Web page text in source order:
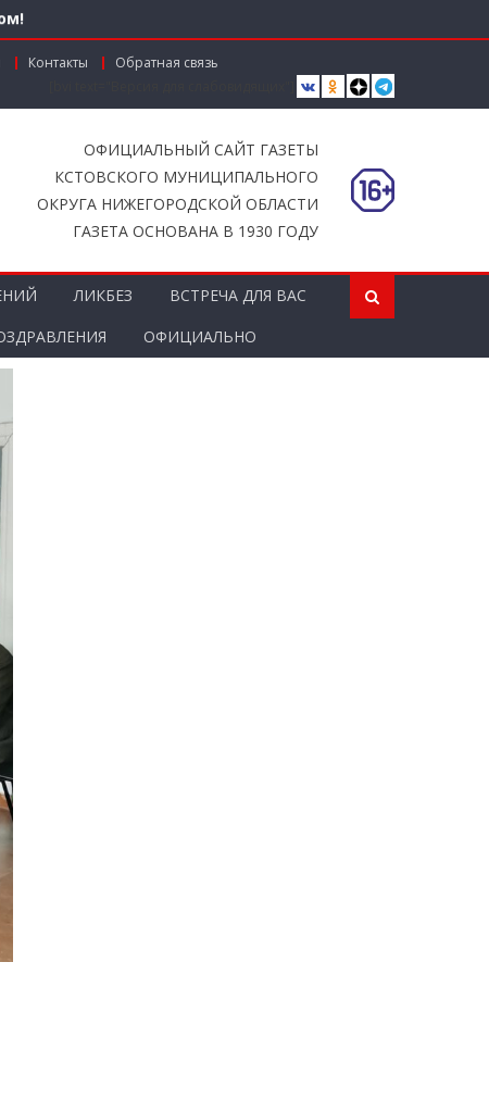
Контакты
Обратная связь
ОФИЦИАЛЬНЫЙ САЙТ ГАЗЕТЫ
КСТОВСКОГО МУНИЦИПАЛЬНОГО
ОКРУГА НИЖЕГОРОДСКОЙ ОБЛАСТИ
ГАЗЕТА ОСНОВАНА В 1930 ГОДУ
ЛИКБЕЗ
ВСТРЕЧА ДЛЯ ВАС
ОФИЦИАЛЬНО